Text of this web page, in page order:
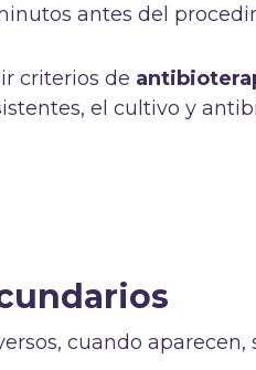
antes del
criterios de
el cultivo y
cuando aparecen,